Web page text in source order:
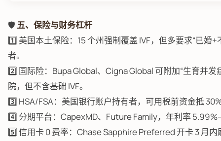
🛡️ 五、保险与财务杠杆
1️⃣ 美国本土保险：15 个州强制覆盖 IVF，但多要求“已婚
者。
2️⃣ 国际险：Bupa Global、Cigna Global 可附加“生育并发
院，但不含基础 IVF。
3️⃣ HSA/FSA：美国银行账户持有者，可用税前资金抵
4️⃣ 分期平台：CapexMD、Future Family，年利率
5️⃣ 信用卡 0 费率：Chase Sapphire Preferred 开卡 3 月